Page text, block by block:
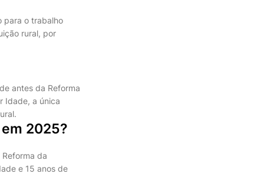
para o trabalho
rural, por
antes da Reforma
Idade, a única
2025?
da
e 15 anos de